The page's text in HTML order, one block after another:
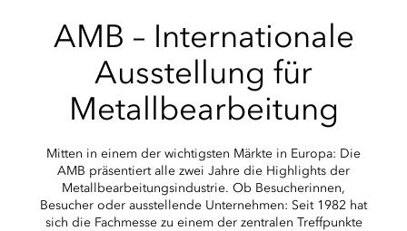
AMB – Internationale
Ausstellung für
Metallbearbeitung
Mitten in einem der wichtigsten Märkte in Europa: Die
AMB präsentiert alle zwei Jahre die Highlights der
Metallbearbeitungsindustrie. Ob Besucherinnen,
Besucher oder ausstellende Unternehmen: Seit 1982 hat
sich die Fachmesse zu einem der zentralen Treffpunkte